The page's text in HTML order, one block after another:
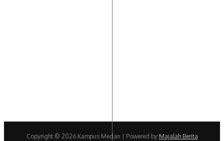
Copyright © 2026 Kampus Medan | Powered by Majalah Berita